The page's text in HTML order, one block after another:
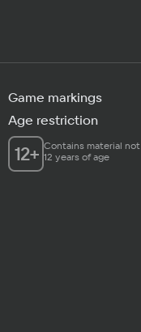
Game markings
Age restriction
12+ Contains material
12 years of age